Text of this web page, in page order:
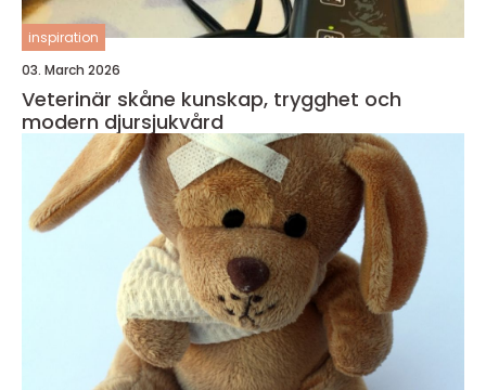
inspiration
03. March 2026
Veterinär skåne kunskap, trygghet och
modern djursjukvård